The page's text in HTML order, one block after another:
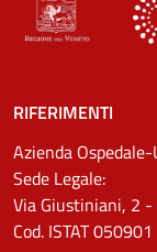
RIFERIMENTI
Azienda
Sede Legale:
Via Giustiniani, 2
Cod. ISTAT